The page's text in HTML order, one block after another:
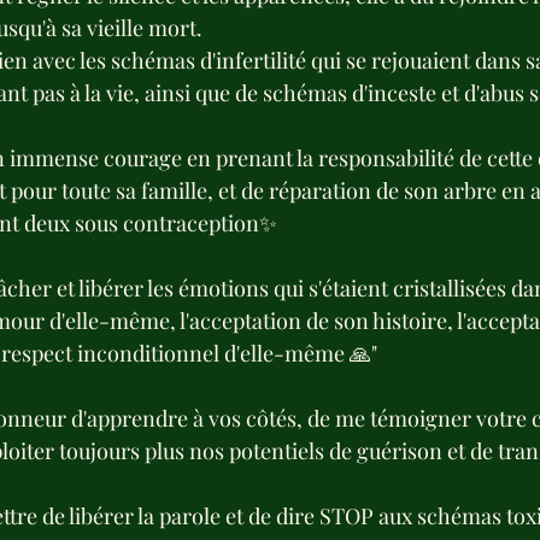
sa vieille mort.
avec les schémas d'infertilité qui se rejouaient dans
pas à la vie, ainsi que de schémas d'inceste et d'abus
immense courage en prenant la responsabilité de
toute sa famille, et de réparation de son arbre en
deux sous contraception✨
et libérer les émotions qui s'étaient cristallisées
d'elle-même, l'acceptation de son histoire,
inconditionnel d'elle-même 🙏"
d'apprendre à vos côtés, de me témoigner votre
toujours plus nos potentiels de guérison et de
de libérer la parole et de dire STOP aux schémas